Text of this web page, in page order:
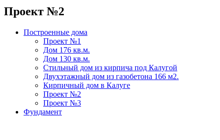
Проект №2
Построенные дома
Проект №1
Дом 176 кв.м.
Дом 130 кв.м.
Стильный дом из кирпича под Калугой
Двухэтажный дом из газобетона 166 м2.
Кирпичный дом в Калуге
Проект №2
Проект №3
Фундамент